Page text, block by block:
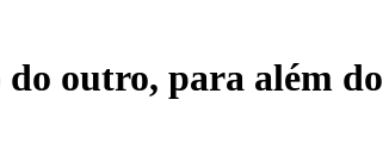
outro, para além do